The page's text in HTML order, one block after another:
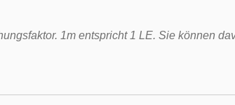
1m entspricht 1 LE. Sie können